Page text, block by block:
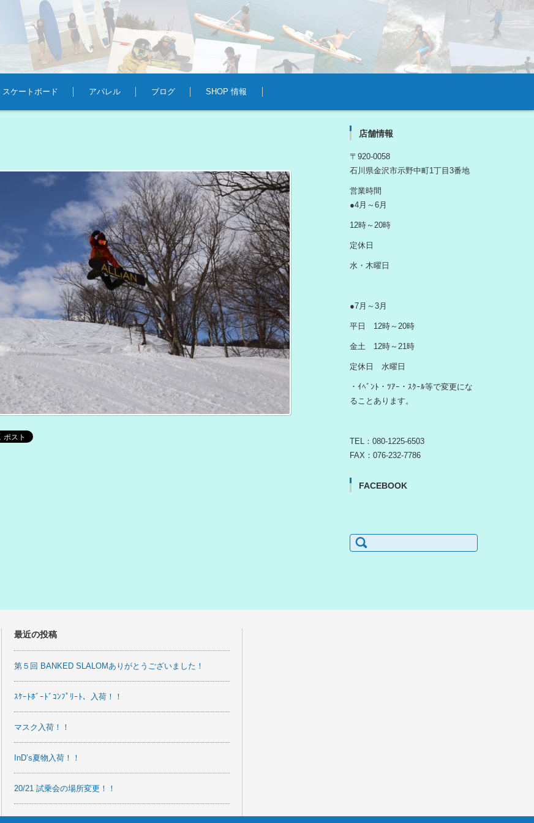
スケートボード アパレル ブログ SHOP 情報
店舗情報
〒920-0058
石川県金沢市示野中町1丁目3番地
営業時間
●4月～6月
12時～20時
定休日
水・木曜日
●7月～3月
平日 12時～20時
金土 12時～21時
定休日 水曜日
・ｲﾍﾞﾝﾄ・ﾂｱｰ・ｽｸｰﾙ等で変更にな
ることあります。
TEL：080-1225-6503
FAX：076-232-7786
FACEBOOK
検
索:
最近の投稿
第５回 BANKED SLALOMありがとうございました！
ｽｹｰﾄﾎﾞｰﾄﾞｺﾝﾌﾟﾘｰﾄ、入荷！！
マスク入荷！！
InD’s夏物入荷！！
20/21 試乗会の場所変更！！